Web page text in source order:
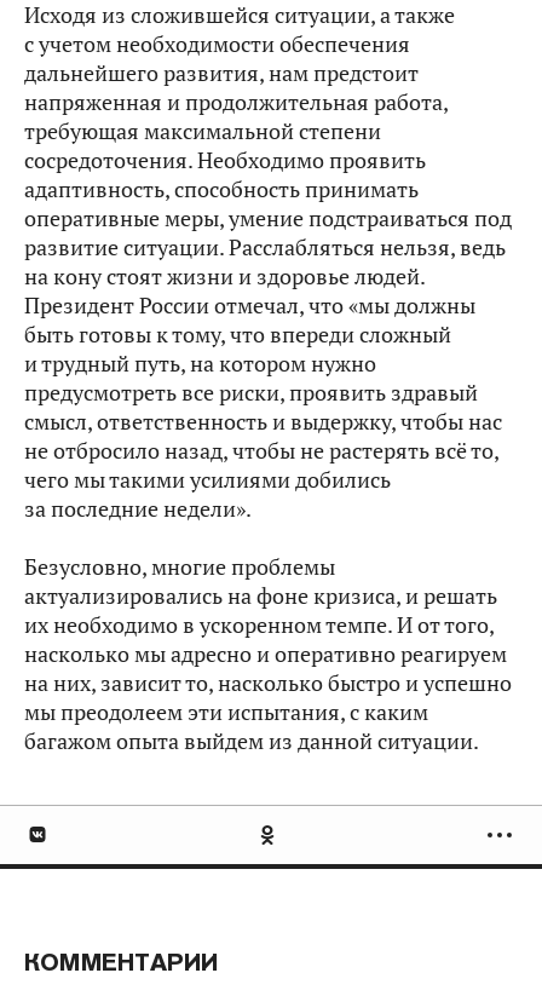
Исходя из сложившейся ситуации, а также
с учетом необходимости обеспечения
дальнейшего развития, нам предстоит
напряженная и продолжительная работа,
требующая максимальной степени
сосредоточения. Необходимо проявить
адаптивность, способность принимать
оперативные меры, умение подстраиваться под
развитие ситуации. Расслабляться нельзя, ведь
на кону стоят жизни и здоровье людей.
Президент России отмечал, что «мы должны
быть готовы к тому, что впереди сложный
и трудный путь, на котором нужно
предусмотреть все риски, проявить здравый
смысл, ответственность и выдержку, чтобы нас
не отбросило назад, чтобы не растерять всё то,
чего мы такими усилиями добились
за последние недели».
Безусловно, многие проблемы
актуализировались на фоне кризиса, и решать
их необходимо в ускоренном темпе. И от того,
насколько мы адресно и оперативно реагируем
на них, зависит то, насколько быстро и успешно
мы преодолеем эти испытания, с каким
багажом опыта выйдем из данной ситуации.
КОММЕНТАРИИ